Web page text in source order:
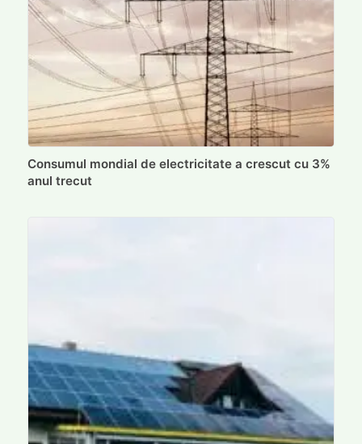
Consumul mondial de electricitate a crescut cu 3%
anul trecut